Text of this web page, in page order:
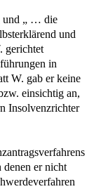
und „ … die
und
gerichtet
in
W. gab er keine
einsichtig an,
Insolvenzrichter
denen er nicht